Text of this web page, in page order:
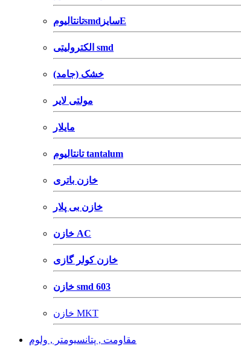
تانتالیومsmdسایزE
الکترولیتی smd
خشک (جامد)
مولتی لایر
مایلار
تانتالیوم tantalum
خازن باتری
خازن بی پلار
خازن AC
خازن کولر گازی
خازن smd 603
خازن MKT
مقاومت , پتانسیومتر , ولوم